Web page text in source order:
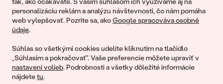
tak, ako očakávate. S vaším súhlasom ich využívame aj na
personalizáciu reklám a analýzu návštevnosti, čo nám pomáha
web vylepšovať. Pozrite sa, akoGoogle spracováva osobné
údaje.
Súhlas so všetkými cookies udelíte kliknutím na tlačidlo
„Súhlasím a pokračovať". Vaše preferencie môžete upraviť v
nastavení volieb. Podrobnosti a všetky dôležité informácie
nájdetetu.
© 2011 - 2026, Eppi.sk